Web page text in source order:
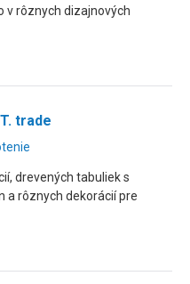
v rôznych dizajnových
trade
drevených tabuliek s
a rôznych dekorácií pre